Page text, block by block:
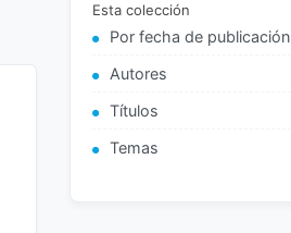
Esta colección
Por fecha de publicación
Autores
Títulos
Temas